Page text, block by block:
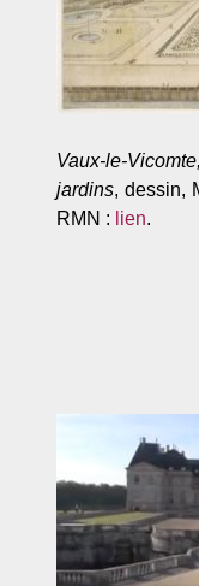
Vaux-le-
jardins, dessin,
RMN : lien.